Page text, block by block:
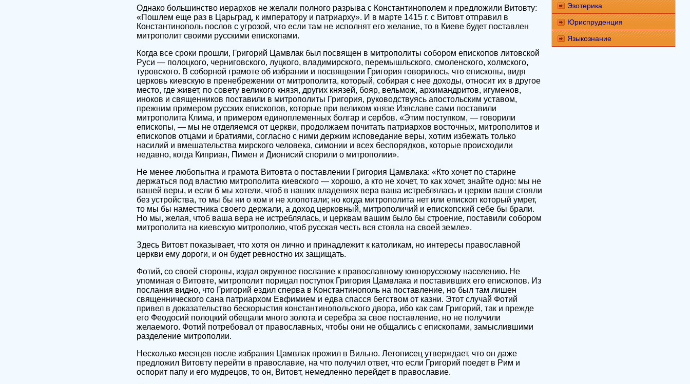
Однако большинство иерархов не желали полного разрыва с Константинополем и предложили Витовту:
«Пошлем еще раз в Царьград, к императору и патриарху». И в марте 1415 г. с Витовт отправил в
Константинополь послов с угрозой, что если там не исполнят его желание, то в Киеве будет поставлен
митрополит своими русскими епископами.
Когда все сроки прошли, Григорий Цамвлак был посвящен в митрополиты собором епископов литовской
Руси — полоцкого, черниговского, луцкого, владимирского, перемышльского, смоленского, холмского,
туровского. В соборной грамоте об избрании и посвящении Григория говорилось, что епископы, видя
церковь киевскую в пренебрежении от митрополита, который, собирая с нее доходы, относит их в другое
место, где живет, по совету великого князя, других князей, бояр, вельмож, архимандритов, игуменов,
иноков и священников поставили в митрополиты Григория, руководствуясь апостольским уставом,
прежним примером русских епископов, которые при великом князе Изяславе сами поставили
митрополита Клима, и примером единоплеменных болгар и сербов. «Этим поступком, — говорили
епископы, — мы не отделяемся от церкви, продолжаем почитать патриархов восточных, митрополитов и
епископов отцами и братиями, согласно с ними держим исповедание веры, хотим избежать только
насилий и вмешательства мирского человека, симонии и всех беспорядков, которые происходили
недавно, когда Киприан, Пимен и Дионисий спорили о митрополии».
Не менее любопытна и грамота Витовта о поставлении Григория Цамвлака: «Кто хочет по старине
держаться под властию митрополита киевского — хорошо, а кто не хочет, то как хочет, знайте одно: мы не
вашей веры, и если б мы хотели, чтоб в наших владениях вера ваша истреблялась и церкви ваши стояли
без устройства, то мы бы ни о ком и не хлопотали; но когда митрополита нет или епископ который умрет,
то мы бы наместника своего держали, а доход церковный, митрополичий и епископский себе бы брали.
Но мы, желая, чтоб ваша вера не истреблялась, и церквам вашим было бы строение, поставили собором
митрополита на киевскую митрополию, чтоб русская честь вся стояла на своей земле».
Здесь Витовт показывает, что хотя он лично и принадлежит к католикам, но интересы православной
церкви ему дороги, и он будет ревностно их защищать.
Фотий, со своей стороны, издал окружное послание к православному южнорусскому населению. Не
упоминая о Витовте, митрополит порицал поступок Григория Цамвлака и поставивших его епископов. Из
послания видно, что Григорий ездил сперва в Константинополь на поставление, но был там лишен
священнического сана патриархом Евфимием и едва спасся бегством от казни. Этот случай Фотий
привел в доказательство бескорыстия константинопольского двора, ибо как сам Григорий, так и прежде
его Феодосий полоцкий обещали много золота и серебра за свое поставление, но не получили
желаемого. Фотий потребовал от православных, чтобы они не общались с епископами, замыслившими
разделение митрополии.
Несколько месяцев после избрания Цамвлак прожил в Вильно. Летописец утверждает, что он даже
предложил Витовту перейти в православие, на что получил ответ, что если Григорий поедет в Рим и
оспорит папу и его мудрецов, то он, Витовт, немедленно перейдет в православие.
Эзотерика
Юриспруденция
Языкознание